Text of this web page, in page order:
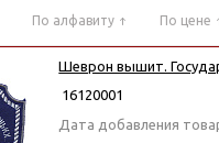
По алфавиту По цене
Шеврон вышит.
16120001
Дата добавления